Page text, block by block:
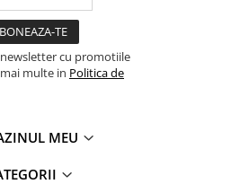
cu promotiile
multe in Politica de
MEU